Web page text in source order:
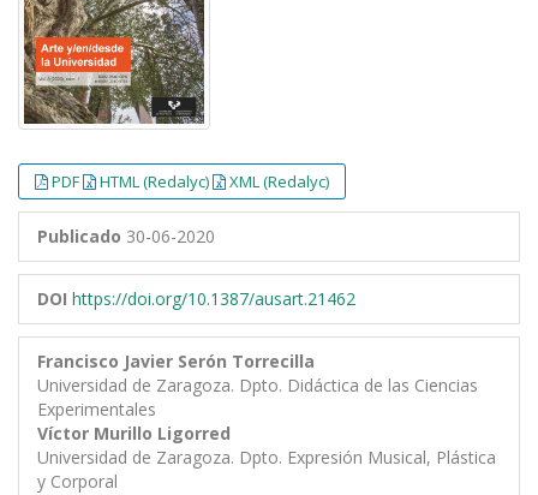
PDF HTML (Redalyc) XML (Redalyc)
Publicado 30-06-2020
DOI https://doi.org/10.1387/ausart.21462
Francisco Javier Serón Torrecilla
Universidad de Zaragoza. Dpto. Didáctica de las Ciencias
Experimentales
Víctor Murillo Ligorred
Universidad de Zaragoza. Dpto. Expresión Musical, Plástica
y Corporal